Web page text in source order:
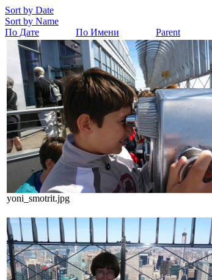
Sort by Date
Sort by Name
По Дате
По Имени Parent
yoni_smotrit.jpg